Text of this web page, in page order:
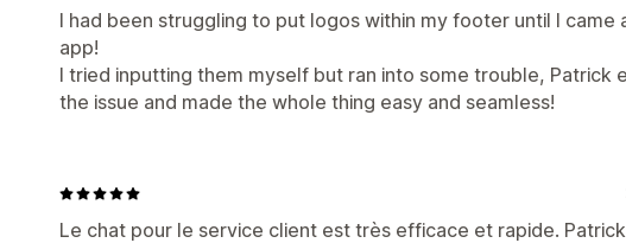
I had been struggling to put logos within my footer until I came
app!
I tried inputting them myself but ran into some trouble, Patrick
the issue and made the whole thing easy and seamless!
Le chat pour le service client est très efficace et rapide.